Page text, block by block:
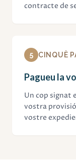
contracte de
5 CINQUÈ
Pagueu la
Un cop signat
vostra
vostre